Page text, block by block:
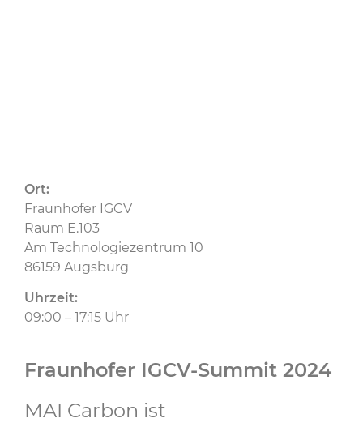
Ort:
Fraunhofer IGCV
Raum E.103
Am Technologiezentrum 10
86159 Augsburg
Uhrzeit:
09:00 – 17:15 Uhr
Fraunhofer IGCV-Summit 2024
MAI Carbon ist